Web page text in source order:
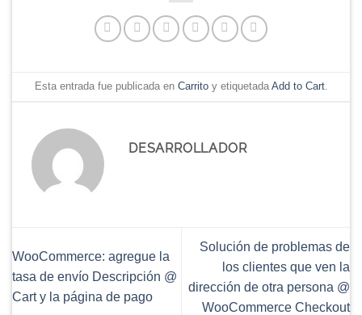
Esta entrada fue publicada en Carritoy etiquetada Add to Cart.
DESARROLLADOR
WooCommerce: agregue la
tasa de envío Descripción @
Cart y la página de pago
Solución de problemas de
los clientes que ven la
dirección de otra persona @
WooCommerce Checkout